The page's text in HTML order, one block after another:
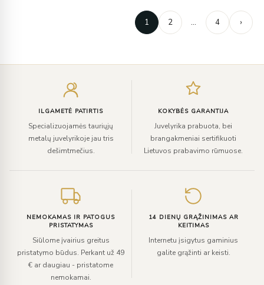
1 2 … 4 ›
ILGAMETĖ PATIRTIS
Specializuojamės tauriųjų
metalų juvelyrikoje jau tris
dešimtmečius.
KOKYBĖS GARANTIJA
Juvelyrika prabuota, bei
brangakmeniai sertifikuoti
Lietuvos prabavimo rūmuose.
NEMOKAMAS IR PATOGUS
PRISTATYMAS
Siūlome įvairius greitus
pristatymo būdus. Perkant už 49
€ ar daugiau - pristatome
nemokamai.
14 DIENŲ GRĄŽINIMAS AR
KEITIMAS
Internetu įsigytus gaminius
galite grąžinti ar keisti.